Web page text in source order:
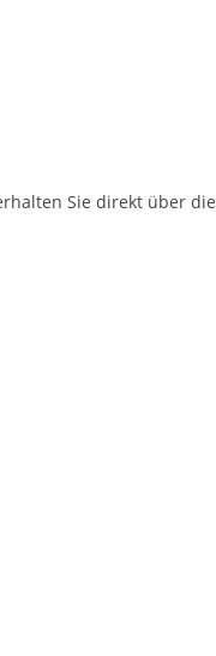
Sie direkt über die